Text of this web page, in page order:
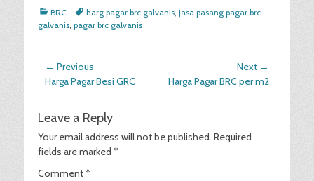
Categories
BRC Tagsharg pagar brc galvanis, jasa pasang pagar brc
galvanis, pagar brc galvanis
Post
navigation
← Previous
Previous
Harga Pagar Besi GRC
Next →
NextHarga Pagar BRC per m2
Leave a Reply
Your email address will not be published. Required
fields are marked *
Comment*